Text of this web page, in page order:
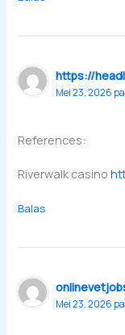
https://
Mei 23, 2026
References:
Riverwalk casino
Balas
Mei 23, 2026